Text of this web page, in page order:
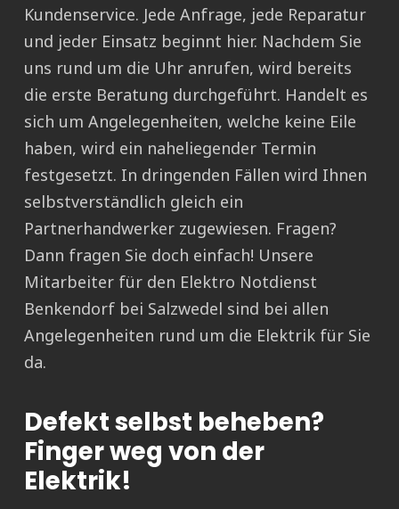
Kundenservice. Jede Anfrage, jede Reparatur
und jeder Einsatz beginnt hier. Nachdem Sie
uns rund um die Uhr anrufen, wird bereits
die erste Beratung durchgeführt. Handelt es
sich um Angelegenheiten, welche keine Eile
haben, wird ein naheliegender Termin
festgesetzt. In dringenden Fällen wird Ihnen
selbstverständlich gleich ein
Partnerhandwerker zugewiesen. Fragen?
Dann fragen Sie doch einfach! Unsere
Mitarbeiter für den Elektro Notdienst
Benkendorf bei Salzwedel sind bei allen
Angelegenheiten rund um die Elektrik für Sie
da.
Defekt selbst beheben?
Finger weg von der
Elektrik!